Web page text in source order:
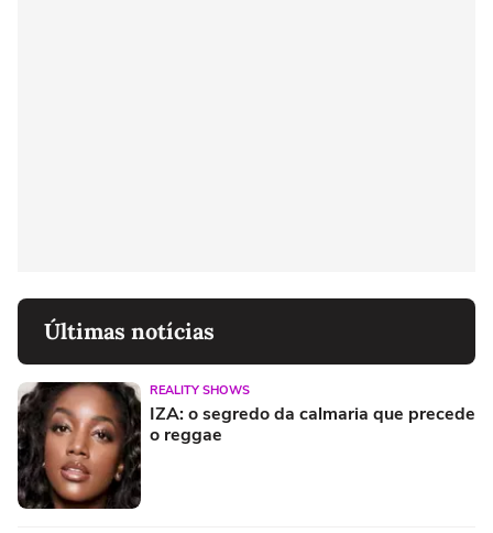
Últimas notícias
REALITY SHOWS
IZA: o segredo da calmaria que precede
o reggae